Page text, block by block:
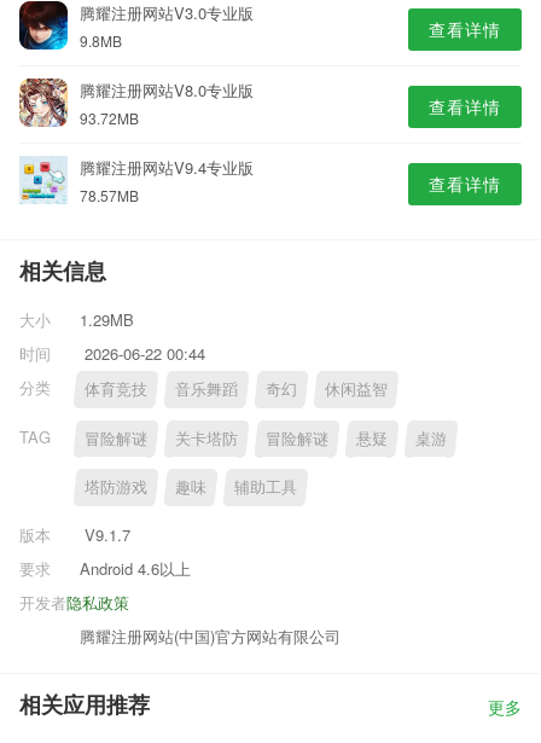
腾耀注册网站V3.0专业版
9.8MB 查看详情
腾耀注册网站V8.0专业版
93.72MB 查看详情
腾耀注册网站V9.4专业版
78.57MB 查看详情
相关信息
大小
1.29MB
时间
2026-06-22 00:44
分类
体育竞技 音乐舞蹈 奇幻 休闲益智
TAG 冒险解谜 关卡塔防 冒险解谜 悬疑 桌游
塔防游戏 趣味 辅助工具
版本
V9.1.7
要求
Android 4.6以上
隐私政策
开发者
腾耀注册网站(中国)官方网站有限公司
相关应用推荐 更多